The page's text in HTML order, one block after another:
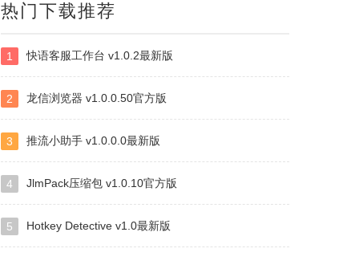
白金岛南昌麻将
白金岛掼蛋
热门下载推荐
1 快语客服工作台 v1.0.2最新版
2 龙信浏览器 v1.0.0.50官方版
3 推流小助手 v1.0.0.0最新版
4 JlmPack压缩包 v1.0.10官方版
5 Hotkey Detective v1.0最新版